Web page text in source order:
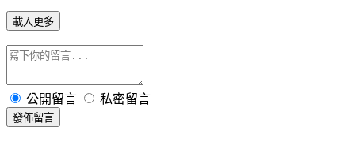
載入更多
公開留言 私密留言
發佈留言